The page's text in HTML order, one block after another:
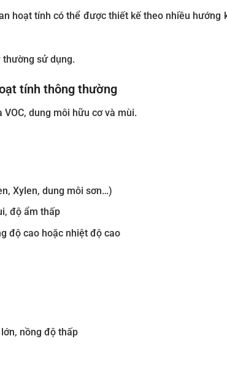
hoạt tính có thể được thiết kế theo nhiều hướng
sử dụng.
tính thông thường
dung môi hữu cơ và mùi.
Xylen, dung môi sơn…)
độ ẩm thấp
độ cao hoặc nhiệt độ cao
nồng độ thấp